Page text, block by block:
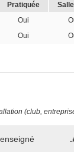
Pratiquée
Oui
Oui
(club,